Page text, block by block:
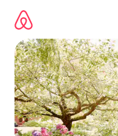
innehåll